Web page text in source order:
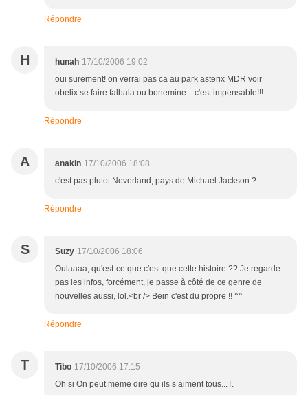
Répondre
H hunah 17/10/2006 19:02
oui surement! on verrai pas ca au park asterix MDR voir
obelix se faire falbala ou bonemine... c'est impensable!!!
Répondre
A anakin 17/10/2006 18:08
c'est pas plutot Neverland, pays de Michael Jackson ?
Répondre
S Suzy 17/10/2006 18:06
Oulaaaa, qu'est-ce que c'est que cette histoire ?? Je regarde
pas les infos, forcément, je passe à côté de ce genre de
nouvelles aussi, lol.<br /> Bein c'est du propre !! ^^
Répondre
T Tibo 17/10/2006 17:15
Oh si On peut meme dire qu ils s aiment tous...T.